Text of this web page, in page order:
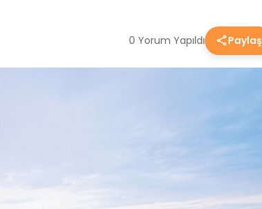
0 Yorum Yapıldı Paylaş